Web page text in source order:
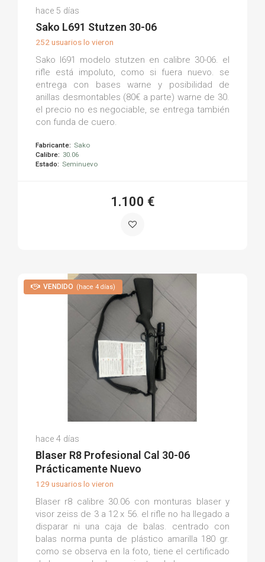
Ruben M.
(0)
hace 5 días
Sako L691 Stutzen 30-06
252 usuarios lo vieron
Sako l691 modelo stutzen en calibre 30-06. el
rifle está impoluto, como si fuera nuevo. se
entrega con bases warne y posibilidad de
anillas desmontables (80€ a parte) warne de 30.
el precio no es negociable, se entrega también
con funda de cuero.
Fabricante: Sako
Calibre: 30.06
Estado: Seminuevo
1.100 €
VENDIDO (hace 4 días)
Antonio L.
hace 4 días
Blaser R8 Profesional Cal 30-06
Prácticamente Nuevo
129 usuarios lo vieron
Blaser r8 calibre 30.06 con monturas blaser y
visor zeiss de 3 a 12 x 56. el rifle no ha llegado a
disparar ni una caja de balas. centrado con
balas norma punta de plástico amarilla 180 gr.
como se observa en la foto, tiene el certificado